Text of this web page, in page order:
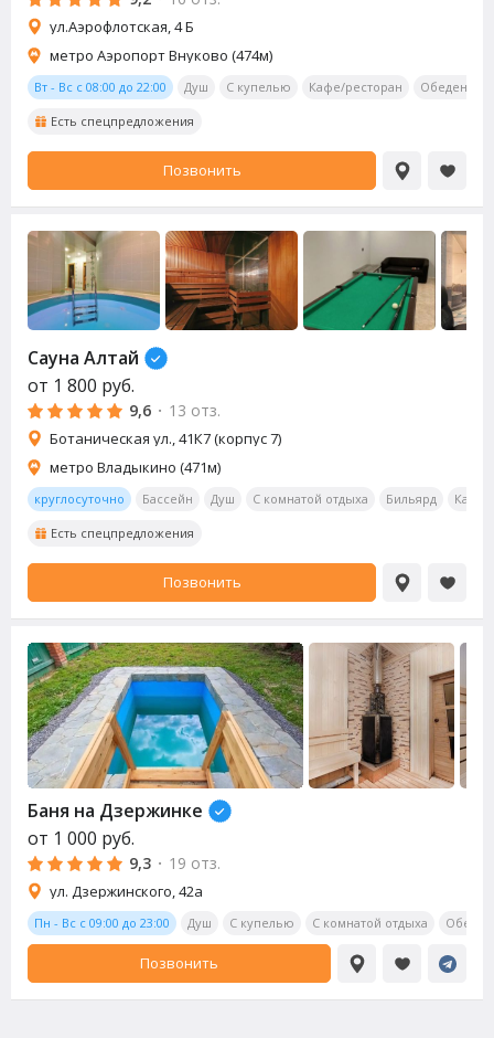
ул.Аэрофлотская, 4 Б
метро Аэропорт Внуково (474м)
Вт - Вс с 08:00 до 22:00 Душ С купелью Кафе/ресторан Обеденная
Есть спецпредложения
Позвонить
Сауна Алтай
от 1 800 руб.
9,6 · 13 отз.
Ботаническая ул., 41К7 (корпус 7)
метро Владыкино (471м)
круглосуточно Бассейн Душ С комнатой отдыха Бильярд
Есть спецпредложения
Позвонить
Баня на Дзержинке
от 1 000 руб.
9,3 · 19 отз.
ул. Дзержинского, 42а
Пн - Вс с 09:00 до 23:00 Душ С купелью С комнатой отдыха
Позвонить